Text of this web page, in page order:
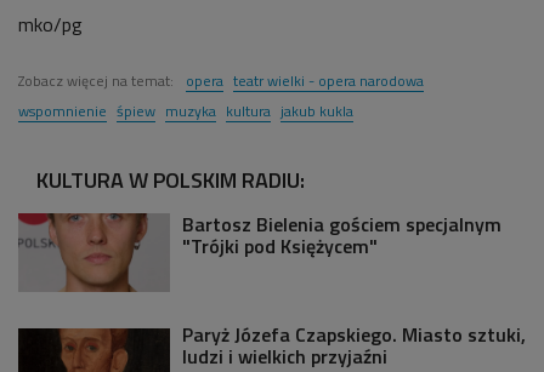
mko/pg
Zobacz więcej na temat: opera teatr wielki - opera narodowa
wspomnienie śpiew muzyka kultura jakub kukla
KULTURA W POLSKIM RADIU:
Bartosz Bielenia gościem specjalnym
"Trójki pod Księżycem"
Paryż Józefa Czapskiego. Miasto sztuki,
ludzi i wielkich przyjaźni